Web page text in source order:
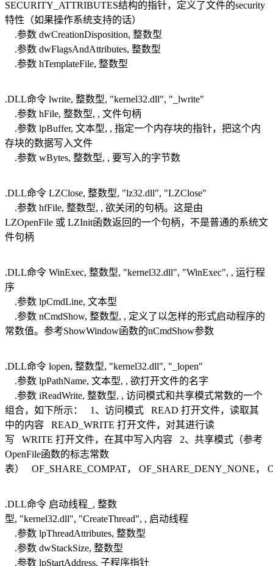
SECURITY_ATTRIBUTES结构的指针，定义了文件的security
特性（如果操作系统支持的话）
.参数 dwCreationDisposition, 整数型
.参数 dwFlagsAndAttributes, 整数型
.参数 hTemplateFile, 整数型
.DLL命令 lwrite, 整数型, "kernel32.dll", "_lwrite"
.参数 hFile, 整数型, , 文件句柄
.参数 lpBuffer, 文本型, , 指定一个内存块的指针，把这个内
存块的数据写入文件
.参数 wBytes, 整数型, , 要写入的字节数
.DLL命令 LZClose, 整数型, "lz32.dll", "LZClose"
.参数 hfFile, 整数型, , 欲关闭的句柄。这是由
LZOpenFile 或 LZInit函数返回的一个句柄，不是普通的系统文
件句柄
.DLL命令 WinExec, 整数型, "kernel32.dll", "WinExec", , 运行程
序
.参数 lpCmdLine, 文本型
.参数 nCmdShow, 整数型, , 定义了以怎样的形式启动程序的
常数值。参考ShowWindow函数的nCmdShow参数
.DLL命令 lopen, 整数型, "kernel32.dll", "_lopen"
.参数 lpPathName, 文本型, , 欲打开文件的名字
.参数 iReadWrite, 整数型, , 访问模式和共享模式常数的一个
组合，如下所示： 1、访问模式 READ 打开文件，读取其
中的内容 READ_WRITE 打开文件，对其进行读
写 WRITE 打开文件，在其中写入内容 2、共享模式（参考
OpenFile函数的标志常数
表） OF_SHARE_COMPAT， OF_SHARE_DENY_NONE，
.DLL命令 启动线程_, 整数
型, "kernel32.dll", "CreateThread", , 启动线程
.参数 lpThreadAttributes, 整数型
.参数 dwStackSize, 整数型
.参数 lpStartAddress, 子程序指针